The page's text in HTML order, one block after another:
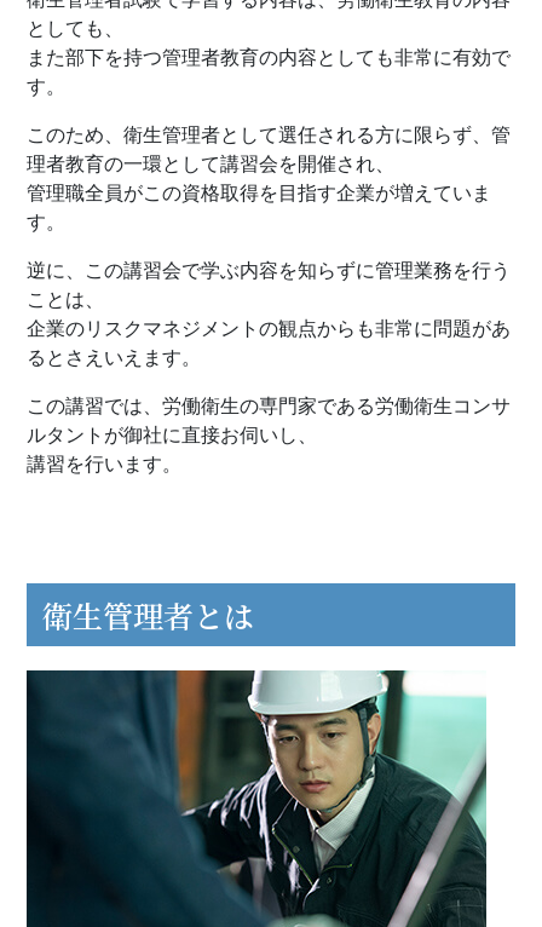
としても、
また部下を持つ管理者教育の内容としても非常に有効で
す。
このため、衛生管理者として選任される方に限らず、管
理者教育の一環として講習会を開催され、
管理職全員がこの資格取得を目指す企業が増えていま
す。
逆に、この講習会で学ぶ内容を知らずに管理業務を行う
ことは、
企業のリスクマネジメントの観点からも非常に問題があ
るとさえいえます。
この講習では、労働衛生の専門家である労働衛生コンサ
ルタントが御社に直接お伺いし、
​​​​​​​講習を行います。
衛生管理者とは